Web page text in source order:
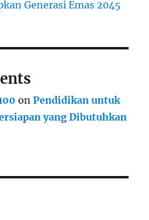
Generasi Emas 2045
onPendidikan untuk
yang Dibutuhkan